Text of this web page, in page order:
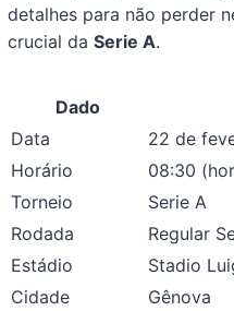
detalhes para não perder
crucial daSerie A.
Dado
Data
22 de
Horário
08:30
Torneio
Serie A
Rodada
Regular
Estádio
Stadio
Cidade
Gênova